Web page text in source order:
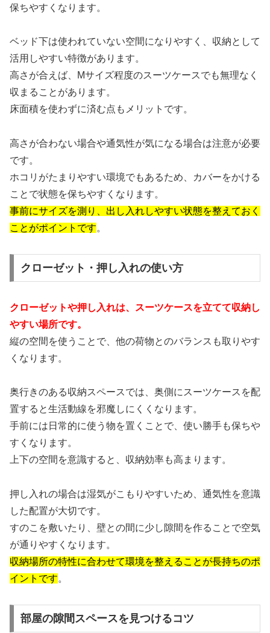
保ちやすくなります。
ベッド下は使われていない空間になりやすく、収納として
活用しやすい特徴があります。
高さが合えば、Mサイズ程度のスーツケースでも無理なく
収まることがあります。
床面積を使わずに済む点もメリットです。
高さが合わない場合や通気性が気になる場合は注意が必要
です。
ホコリがたまりやすい環境でもあるため、カバーをかける
ことで状態を保ちやすくなります。
事前にサイズを測り、出し入れしやすい状態を整えておく
ことがポイントです。
クローゼット・押し入れの使い方
クローゼットや押し入れは、スーツケースを立てて収納し
やすい場所です。
縦の空間を使うことで、他の荷物とのバランスも取りやす
くなります。
奥行きのある収納スペースでは、奥側にスーツケースを配
置すると生活動線を邪魔しにくくなります。
手前には日常的に使う物を置くことで、使い勝手も保ちや
すくなります。
上下の空間を意識すると、収納効率も高まります。
押し入れの場合は湿気がこもりやすいため、通気性を意識
した配置が大切です。
すのこを敷いたり、壁との間に少し隙間を作ることで空気
が通りやすくなります。
収納場所の特性に合わせて環境を整えることが長持ちのポ
イントです。
部屋の隙間スペースを見つけるコツ